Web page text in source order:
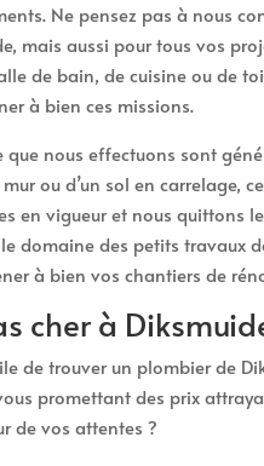
Ne pensez pas à nous
mais aussi pour tous vos
de bain, de cuisine ou de
à bien ces missions.
que nous effectuons sont
ou d’un sol en carrelage,
en vigueur et nous quittons
domaine des petits travaux
à bien vos chantiers de
cher à
de trouver un plombier de
promettant des prix
de vos attentes ?